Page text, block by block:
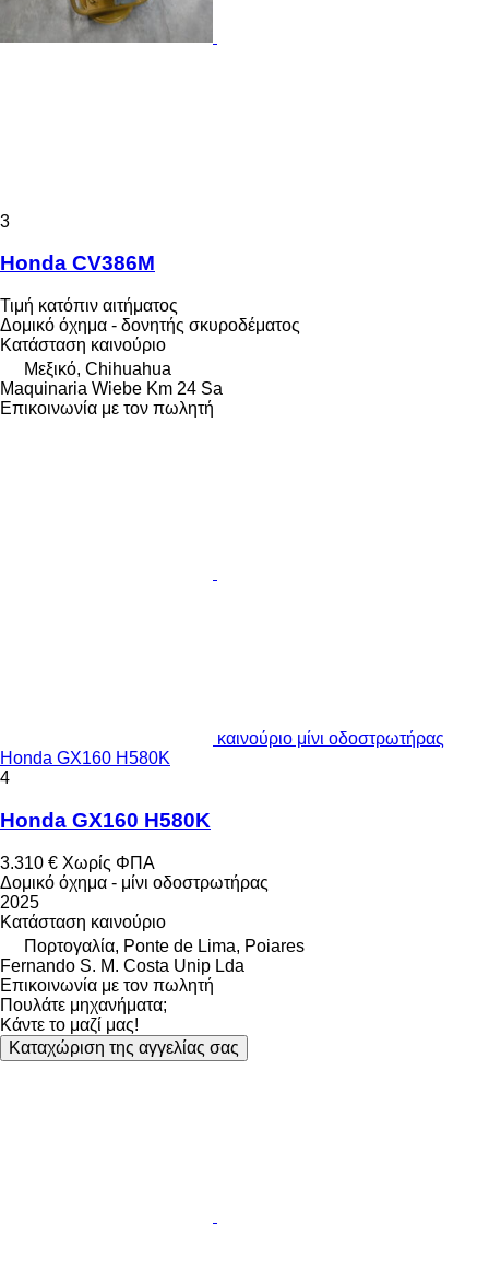
3
Honda CV386M
Τιμή κατόπιν αιτήματος
Δομικό όχημα - δονητής σκυροδέματος
Κατάσταση καινούριο
Μεξικό, Chihuahua
Maquinaria Wiebe Km 24 Sa
Επικοινωνία με τον πωλητή
καινούριο μίνι οδοστρωτήρας
Honda GX160 H580K
4
Honda GX160 H580K
3.310 € Χωρίς ΦΠΑ
Δομικό όχημα - μίνι οδοστρωτήρας
2025
Κατάσταση καινούριο
Πορτογαλία, Ponte de Lima, Poiares
Fernando S. M. Costa Unip Lda
Επικοινωνία με τον πωλητή
Πουλάτε μηχανήματα;
Κάντε το μαζί μας!
Καταχώριση της αγγελίας σας